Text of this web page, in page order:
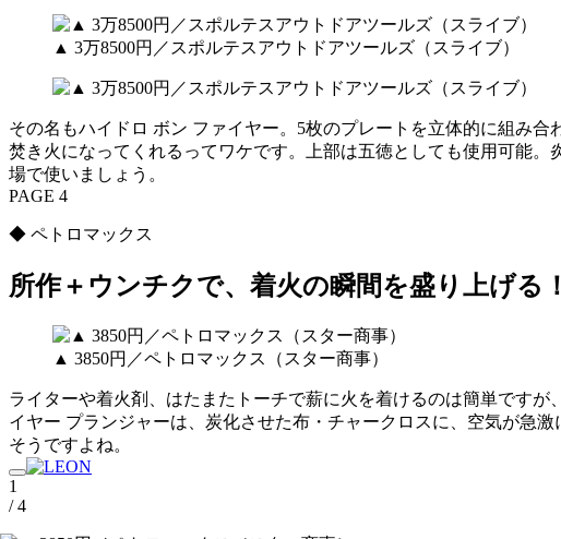
▲ 3万8500円／スポルテスアウトドアツールズ（スライブ）
その名もハイドロ ボン ファイヤー。5枚のプレートを立体的に組み
焚き火になってくれるってワケです。上部は五徳としても使用可能
場で使いましょう。
PAGE 4
◆ ペトロマックス
所作＋ウンチクで、着火の瞬間を盛り上げる！
▲ 3850円／ペトロマックス（スター商事）
ライターや着火剤、はたまたトーチで薪に火を着けるのは簡単です
イヤー プランジャーは、炭化させた布・チャークロスに、空気が急
そうですよね。
1
/ 4